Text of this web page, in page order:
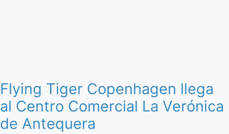
Flying Tiger Copenhagen llega
al Centro Comercial La Verónica
de Antequera